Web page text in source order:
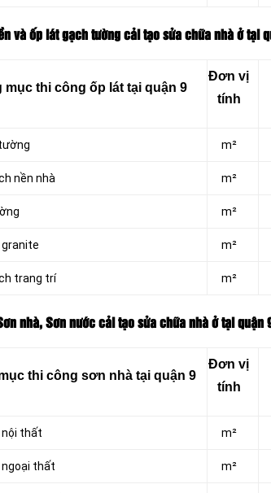
và ốp lát gạch tường cải tạo sửa chữa nhà ở tại
thi công ốp lát tại quận 9
Đơn vị
tính
m²
nền nhà m²
m²
m²
trang trí m²
nhà, Sơn nước cải tạo sửa chữa nhà ở tại quận
thi công sơn nhà tại quận 9
Đơn vị
tính
thất m²
thất m²